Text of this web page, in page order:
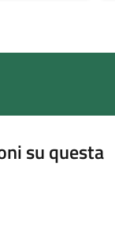
su questa